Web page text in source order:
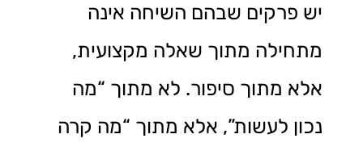
יש פרקים שבהם השיחה אינה
מתחילה מתוך שאלה מקצועית,
אלא מתוך סיפור. לא מתוך “מה
נכון לעשות”, אלא מתוך “מה קרה